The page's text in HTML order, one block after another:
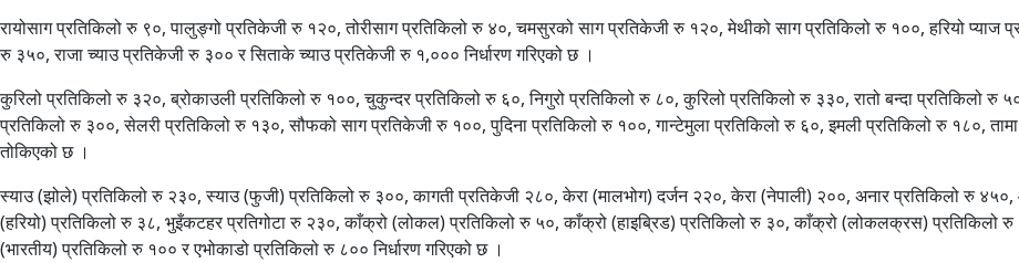
रायोसाग प्रतिकिलो रु ९०, पालुङ्गो प्रतिकेजी रु १२०, तोरीसाग प्रतिकिलो रु ४०, चमसुरको साग प्रतिकेजी रु १२०, मेथीको साग प्रतिकिलो रु १००, हरियो
रु ३५०, राजा च्याउ प्रतिकेजी रु ३०० र सिताके च्याउ प्रतिकेजी रु १,००० निर्धारण गरिएको छ ।
कुरिलो प्रतिकिलो रु ३२०, ब्रोकाउली प्रतिकिलो रु १००, चुकुन्दर प्रतिकिलो रु ६०, निगुरो प्रतिकिलो रु ८०, कुरिलो प्रतिकिलो रु ३३०, रातो बन्दा प्रतिकिलो रु
प्रतिकिलो रु ३००, सेलरी प्रतिकिलो रु १३०, सौफको साग प्रतिकेजी रु १००, पुदिना प्रतिकिलो रु १००, गान्टेमुला प्रतिकिलो रु ६०, इमली प्रतिकिलो रु १८०,
तोकिएको छ ।
स्याउ (झोले) प्रतिकिलो रु २३०, स्याउ (फुजी) प्रतिकिलो रु ३००, कागती प्रतिकेजी २८०, केरा (मालभोग) दर्जन २२०, केरा (नेपाली) २००, अनार प्रतिकिलो रु
(हरियो) प्रतिकिलो रु ३८, भुइँकटहर प्रतिगोटा रु २३०, काँक्रो (लोकल) प्रतिकिलो रु ५०, काँक्रो (हाइब्रिड) प्रतिकिलो रु ३०, काँक्रो (लोकलक्रस) प्रतिकिलो
(भारतीय) प्रतिकिलो रु १०० र एभोकाडो प्रतिकिलो रु ८०० निर्धारण गरिएको छ ।